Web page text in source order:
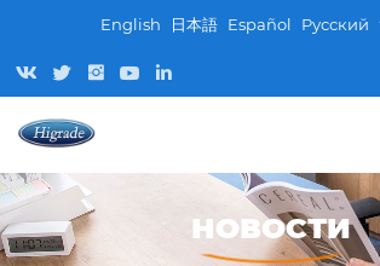
English 日本語 Español Pусский
НОВОСТИ